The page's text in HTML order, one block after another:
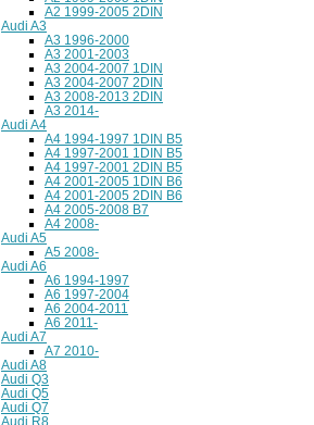
A2 1999-2005 2DIN
Audi A3
A3 1996-2000
A3 2001-2003
A3 2004-2007 1DIN
A3 2004-2007 2DIN
A3 2008-2013 2DIN
A3 2014-
Audi A4
A4 1994-1997 1DIN B5
A4 1997-2001 1DIN B5
A4 1997-2001 2DIN B5
A4 2001-2005 1DIN B6
A4 2001-2005 2DIN B6
A4 2005-2008 B7
A4 2008-
Audi A5
A5 2008-
Audi A6
A6 1994-1997
A6 1997-2004
A6 2004-2011
A6 2011-
Audi A7
A7 2010-
Audi A8
Audi Q3
Audi Q5
Audi Q7
Audi R8